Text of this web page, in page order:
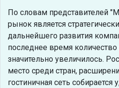
По словам представителей
рынок является
дальнейшего развития
последнее время
значительно увеличилось.
место среди стран,
гостиничная сеть собирается